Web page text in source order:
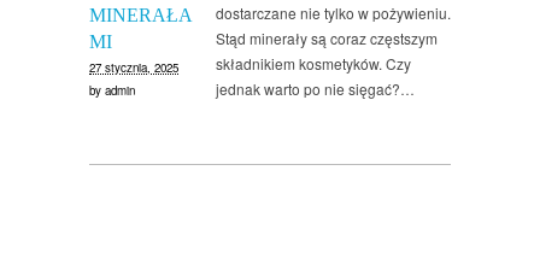
MINERAŁA
MI
27 stycznia, 2025
by admin
dostarczane nie tylko w pożywieniu.
Stąd minerały są coraz częstszym
składnikiem kosmetyków. Czy
jednak warto po nie sięgać?…